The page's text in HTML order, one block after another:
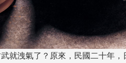
就洩氣了？原來，民國二十年，